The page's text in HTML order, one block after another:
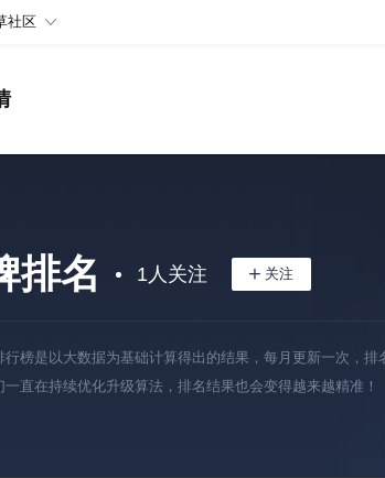
社区
排名 1人关注
榜是以大数据为基础计算得出的结果，每月更新一次，排
直在持续优化升级算法，排名结果也会变得越来越精准！